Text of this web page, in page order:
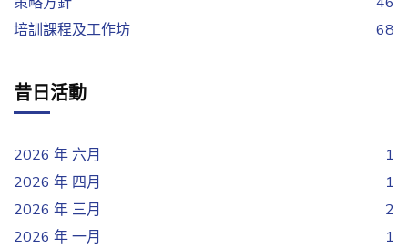
培訓課程及工作坊
68
昔日活動
2026 年 六月
1
2026 年 四月
1
2026 年 三月
2
2026 年 一月
1